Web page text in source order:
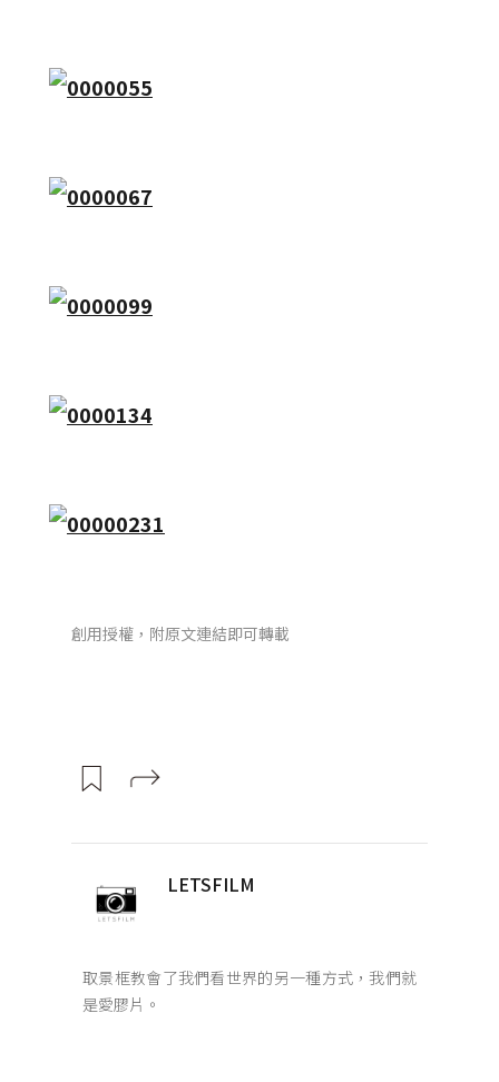
創用授權，附原文連結即可轉載
LETSFILM
取景框教會了我們看世界的另一種方式，我們就
是愛膠片。